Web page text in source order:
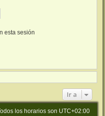
esta sesión
Ir a
los horarios son UTC+02:00